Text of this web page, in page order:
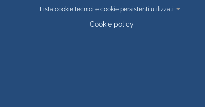
Lista cookie tecnici e cookie persistenti utilizzati
Cookie policy